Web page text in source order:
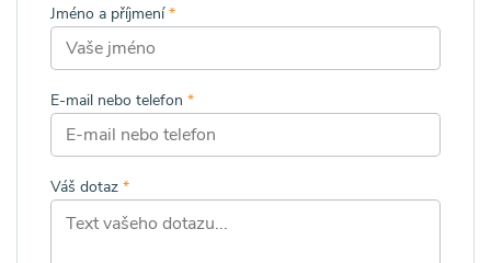
Jméno a příjmení*
E-mail nebo telefon *
Váš dotaz *